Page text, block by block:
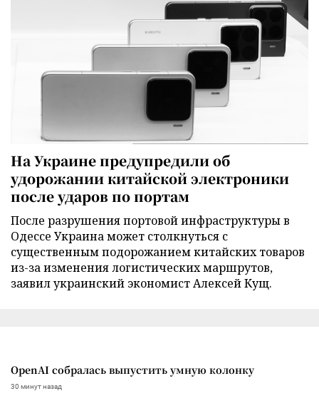
На Украине предупредили об
удорожании китайской электроники
после ударов по портам
После разрушения портовой инфраструктуры в
Одессе Украина может столкнуться с
существенным подорожанием китайских товаров
из-за изменения логистических маршрутов,
заявил украинский экономист Алексей Кущ.
OpenAI собралась выпустить умную колонку
30 минут назад